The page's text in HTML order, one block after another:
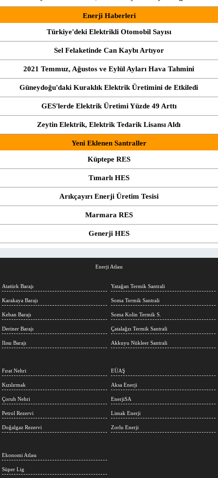
Enerji Haberleri
Türkiye'deki Elektrikli Otomobil Sayısı
Sel Felaketinde Can Kaybı Artıyor
2021 Temmuz, Ağustos ve Eylül Ayları Hava Tahmini
Güneydoğu'daki Kuraklık Elektrik Üretimini de Etkiledi
GES'lerde Elektrik Üretimi Yüzde 49 Arttı
Zeytin Elektrik, Elektrik Tedarik Lisansı Aldı
Yeni Eklenen Santraller
Küptepe RES
Tımarlı HES
Arıkçayırı Enerji Üretim Tesisi
Marmara RES
Generji HES
Enerji Atlası
Atatürk Barajı
Karakaya Barajı
Keban Barajı
Deriner Barajı
Ilısu Barajı
Yatağan Termik Santrali
Soma Termik Santrali
Soma Kolin Termik S.
Çatalağzı Termik Santrali
Akkuyu Nükleer Santrali
Fırat Nehri
Kızılırmak
Çoruh Nehri
Petrol Rezervi
Doğalgaz Rezervi
EÜAŞ
Aksa Enerji
EnerjiSA
Limak Enerji
Zorlu Enerji
Ekonomi Atlası
Süper Lig